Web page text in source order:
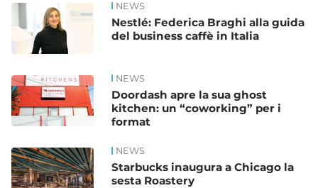
News NEWS
Nestlé: Federica Braghi alla guida
del business caffè in Italia
NEWS
Doordash apre la sua ghost
kitchen: un “coworking” per i
format
NEWS
Starbucks inaugura a Chicago la
sesta Roastery